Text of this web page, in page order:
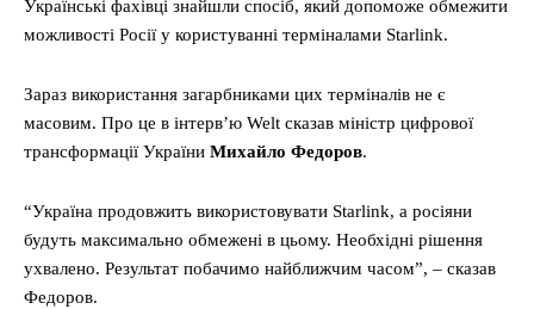
Українські фахівці знайшли спосіб, який допоможе обмежити
можливості Росії у користуванні терміналами Starlink.
Зараз використання загарбниками цих терміналів не є
масовим. Про це в інтерв’ю Welt сказав міністр цифрової
трансформації України Михайло Федоров.
“Україна продовжить використовувати Starlink, а росіяни
будуть максимально обмежені в цьому. Необхідні рішення
ухвалено. Результат побачимо найближчим часом”, – сказав
Федоров.